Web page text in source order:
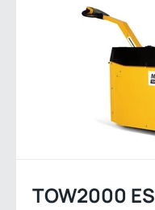
TOW2000 ES